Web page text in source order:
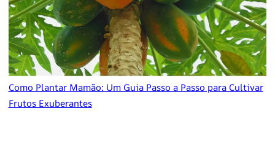
Como Plantar Mamão: Um Guia Passo a Passo para Cultivar
Frutos Exuberantes